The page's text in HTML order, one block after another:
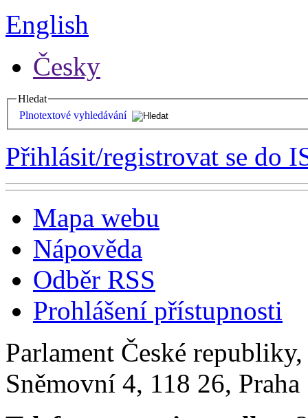
English
Česky
Hledat
Plnotextové vyhledávání
Přihlásit/registrovat se do
Mapa webu
Nápověda
Odběr RSS
Prohlášení přístupnosti
Parlament České
Sněmovní 4, 118 26,